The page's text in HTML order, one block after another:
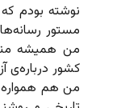
نوشته بودم که
مستور
من همیشه
کشور درباره‌ی
من هم